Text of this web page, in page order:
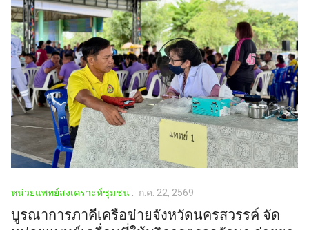
หน่วยแพทย์สงเคราะห์ชุมชน ก.ค. 22, 2569
บูรณาการภาคีเครือข่ายจังหวัดนครสวรรค์ จัด